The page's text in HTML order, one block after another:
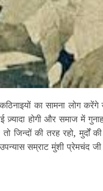
का सामना लोग
होगी और समाज में
जिन्दों की तरह रहो, मुर्दों
सम्राट मुंशी प्रेमचंद जी